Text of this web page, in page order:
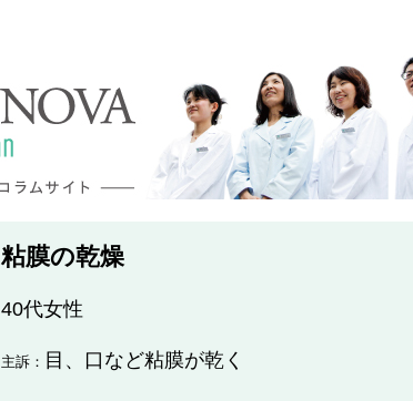
粘膜の乾燥
40代女性
主訴： 目、口など粘膜が乾く